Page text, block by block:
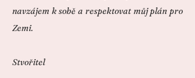
navzájem k sobě a respektovat můj plán pro
Zemi.
Stvořitel